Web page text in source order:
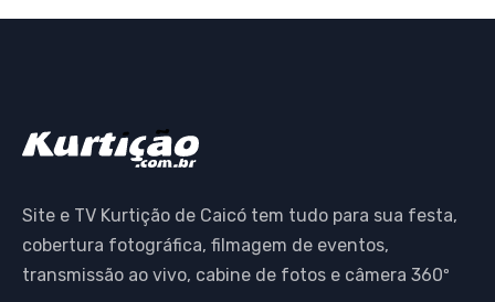
Site e TV Kurtição de Caicó tem tudo para sua festa,
cobertura fotográfica, filmagem de eventos,
transmissão ao vivo, cabine de fotos e câmera 360º